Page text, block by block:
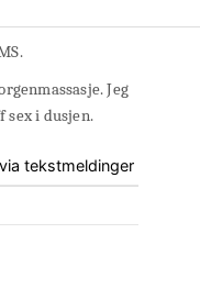
Jeg
sex i dusjen.
tekstmeldinger